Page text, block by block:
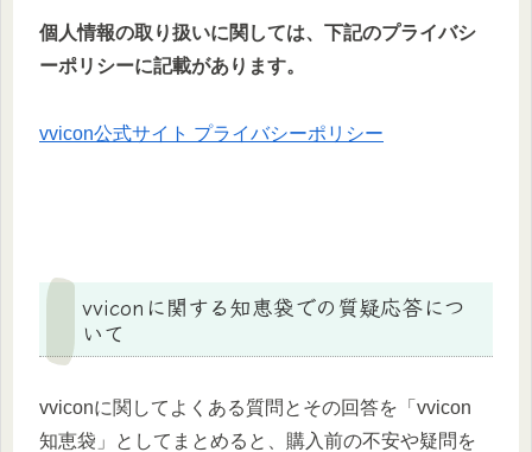
個人情報の取り扱いに関しては、下記のプライバシ
ーポリシーに記載があります。
vvicon公式サイト プライバシーポリシー
vviconに関する知恵袋での質疑応答につ
いて
vviconに関してよくある質問とその回答を「vvicon
知恵袋」としてまとめると、購入前の不安や疑問を